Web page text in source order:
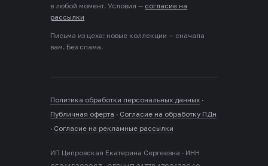
в любой момент. Условия — согласие на
рассылки
Письма из цеха: новые коллекции — сначала
вам. Без спама.
Политика обработки персональных данных ·
Публичная оферта · Согласие на обработку ПДн
· Согласие на рекламные рассылки
ИП Ципровская Екатерина Сергеевна · ИНН